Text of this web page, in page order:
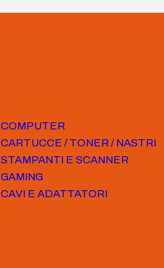
COMPUTER
CARTUCCE / TONER / NASTRI
STAMPANTI E SCANNER
GAMING
CAVI E ADATTATORI